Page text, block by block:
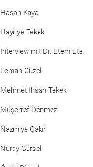
Hasan Kaya
Hayriye Tekek
Interview mit Dr. Etem Ete
Leman Güzel
Mehmet Ihsan Tekek
Müşerref Dönmez
Nazmiye Çakır
Nuray Gürsel